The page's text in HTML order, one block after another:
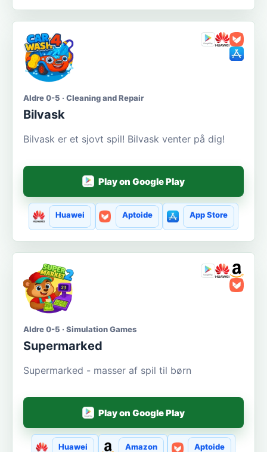
Aldre 0-5 · Cleaning and Repair
Bilvask
Bilvask er et sjovt spil! Bilvask venter på dig!
Play on Google Play
Huawei Aptoide App Store
Aldre 0-5 · Simulation Games
Supermarked
Supermarked - masser af spil til børn
Play on Google Play
Huawei Amazon Aptoide